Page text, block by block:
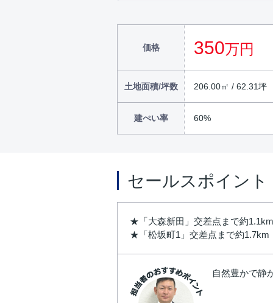
価格 350万円
土地面積/坪数 206.00㎡ / 62.31坪
建ぺい率 60%
セールスポイント
★「大森新田」交差点まで約1.1km
★「松坂町1」交差点まで約1.7km
自然豊かで静